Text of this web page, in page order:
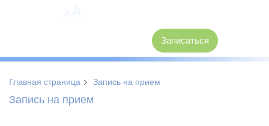
Записаться
Главная страница › Запись на прием
Запись на прием